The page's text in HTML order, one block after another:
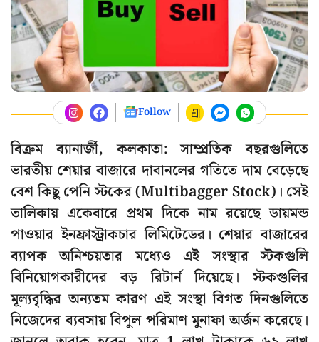
Follow
বিক্রম ব্যানার্জী, কলকাতা: সাম্প্রতিক বছরগুলিতে
ভারতীয় শেয়ার বাজারে দাবানলের গতিতে দাম বেড়েছে
বেশ কিছু পেনি স্টকের (Multibagger Stock)। সেই
তালিকায় একেবারে প্রথম দিকে নাম রয়েছে ডায়মন্ড
পাওয়ার ইনফ্রাস্ট্রাকচার লিমিটেডের। শেয়ার বাজারের
ব্যাপক অনিশ্চয়তার মধ্যেও এই সংস্থার স্টকগুলি
বিনিয়োগকারীদের বড় রিটার্ন দিয়েছে। স্টকগুলির
মূল্যবৃদ্ধির অন্যতম কারণ এই সংস্থা বিগত দিনগুলিতে
নিজেদের ব্যবসায় বিপুল পরিমাণ মুনাফা অর্জন করেছে।